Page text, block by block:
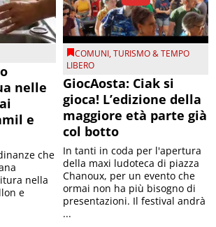
nelle
e
che
nella
e
COMUNI,TURISMO & TEMPO
LIBERO
GiocAosta: Ciak si
gioca! L’edizione della
maggiore età parte già
col botto
In tanti in coda per l'apertura
della maxi ludoteca di piazza
Chanoux, per un evento che
ormai non ha più bisogno di
presentazioni. Il festival andrà
...